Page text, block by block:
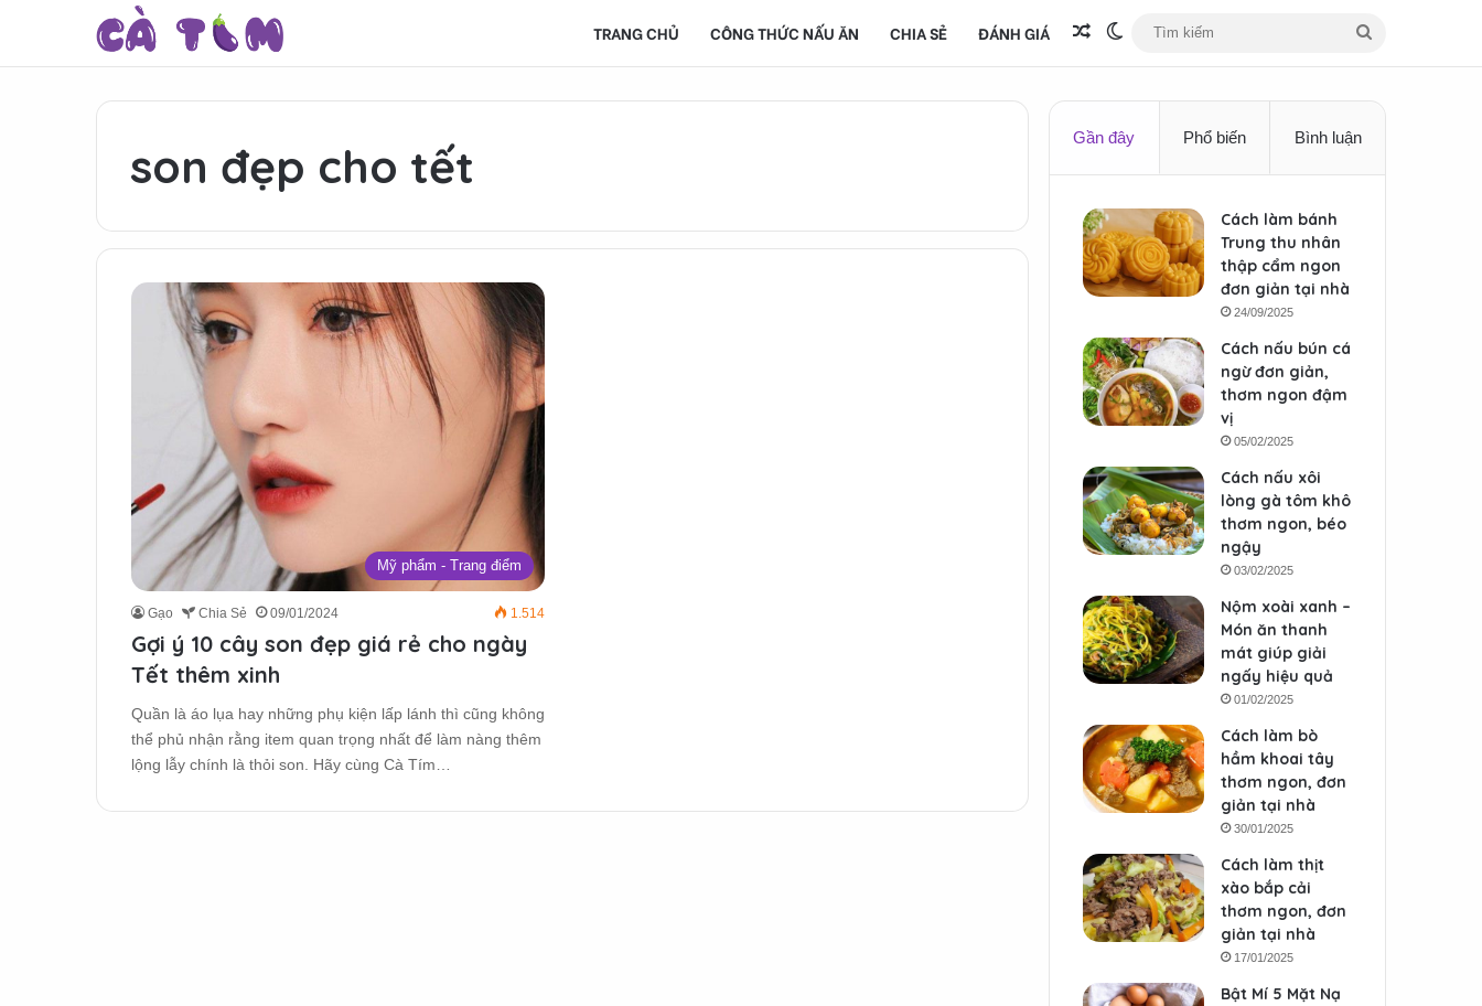
TRANG CHỦ CÔNG THỨC NẤU ĂN CHIA SẺ ĐÁNH GIÁ Bài viết ngẫu nhiên
Switch skin
kiếm
son đẹp cho tết
Mỹ phẩm - Trang điểm
Gạo Chia Sẻ 09/01/2024 1.514
Gợi ý 10 cây son đẹp giá rẻ cho ngày
Tết thêm xinh
Quần là áo lụa hay những phụ kiện lấp lánh thì cũng không
thể phủ nhận rằng item quan trọng nhất để làm nàng thêm
lộng lẫy chính là thỏi son. Hãy cùng Cà Tím…
Gần đây Phổ biến Bình luận
Cách làm bánh
Trung thu nhân
thập cẩm ngon
đơn giản tại nhà
24/09/2025
Cách nấu bún cá
ngừ đơn giản,
thơm ngon đậm
vị
05/02/2025
Cách nấu xôi
lòng gà tôm khô
thơm ngon, béo
ngậy
03/02/2025
Nộm xoài xanh –
Món ăn thanh
mát giúp giải
ngấy hiệu quả
01/02/2025
Cách làm bò
hầm khoai tây
thơm ngon, đơn
giản tại nhà
30/01/2025
Cách làm thịt
xào bắp cải
thơm ngon, đơn
giản tại nhà
17/01/2025
Bật Mí 5 Mặt Nạ